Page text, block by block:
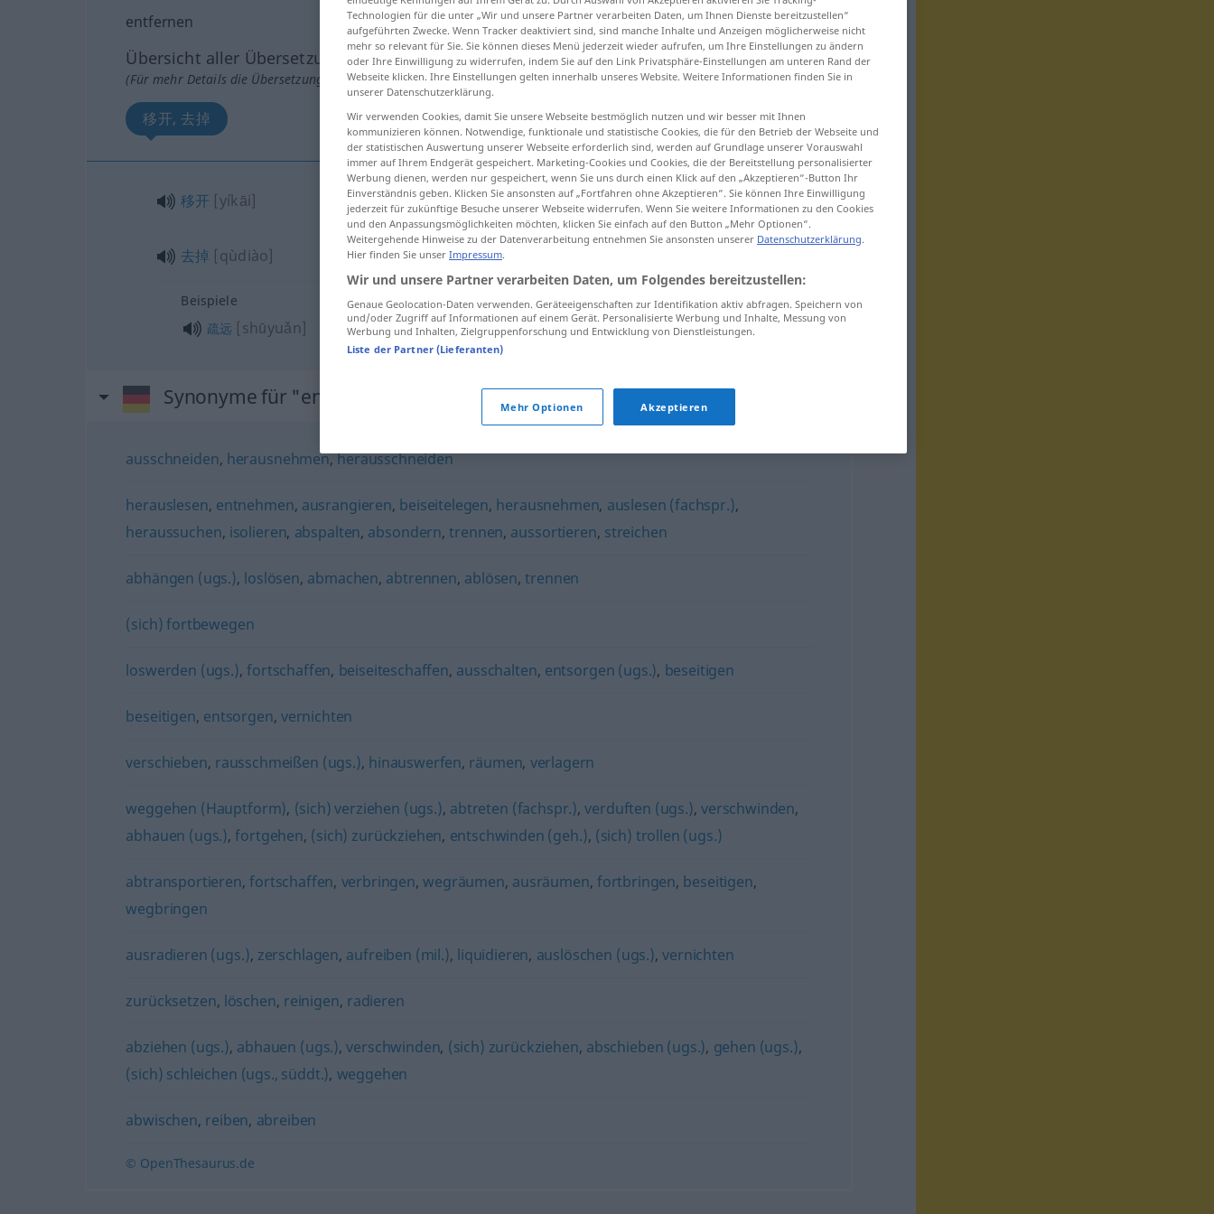
entfernen
Übersicht aller Übersetzungen
(Für mehr Details die Übersetzung anklicken/antippen)
移开, 去掉
移开 [yíkāi] entfernen
去掉 [qùdiào]
Beispiele
疏远 [shūyuǎn] sich entfernen
Synonyme für "entfernen"
ausschneiden, herausnehmen,herausschneiden
herauslesen, entnehmen, ausrangieren, beiseitelegen, herausnehmen, auslesen (fachspr.),
heraussuchen, isolieren, abspalten, absondern,trennen, aussortieren, streichen
abhängen (ugs.), loslösen, abmachen, abtrennen, ablösen,trennen
(sich) fortbewegen
loswerden (ugs.),fortschaffen, beiseiteschaffen, ausschalten, entsorgen (ugs.), beseitigen
beseitigen, entsorgen, vernichten
verschieben, rausschmeißen (ugs.), hinauswerfen, räumen, verlagern
weggehen (Hauptform), (sich) verziehen (ugs.), abtreten (fachspr.),verduften (ugs.),verschwinden,
abhauen (ugs.),fortgehen, (sich) zurückziehen, entschwinden (geh.), (sich) trollen (ugs.)
abtransportieren,fortschaffen, verbringen,wegräumen, ausräumen, fortbringen, beseitigen,
wegbringen
ausradieren (ugs.), zerschlagen, aufreiben (mil.), liquidieren, auslöschen (ugs.),vernichten
zurücksetzen, löschen, reinigen, radieren
abziehen (ugs.), abhauen (ugs.),verschwinden, (sich) zurückziehen, abschieben (ugs.), gehen (ugs.),
(sich) schleichen (ugs., süddt.), weggehen
abwischen, reiben, abreiben
© OpenThesaurus.de
Technologien für die unter „Wir und unsere Partner verarbeiten Daten, um Ihnen Dienste bereitzustellen“
aufgeführten Zwecke. Wenn Tracker deaktiviert sind, sind manche Inhalte und Anzeigen möglicherweise nicht
mehr so relevant für Sie. Sie können dieses Menü jederzeit wieder aufrufen, um Ihre Einstellungen zu ändern
oder Ihre Einwilligung zu widerrufen, indem Sie auf den Link Privatsphäre-Einstellungen am unteren Rand der
Webseite klicken. Ihre Einstellungen gelten innerhalb unseres Website. Weitere Informationen finden Sie in
unserer Datenschutzerklärung.
Wir verwenden Cookies, damit Sie unsere Webseite bestmöglich nutzen und wir besser mit Ihnen
kommunizieren können. Notwendige, funktionale und statistische Cookies, die für den Betrieb der Webseite und
der statistischen Auswertung unserer Webseite erforderlich sind, werden auf Grundlage unserer Vorauswahl
immer auf Ihrem Endgerät gespeichert. Marketing-Cookies und Cookies, die der Bereitstellung personalisierter
Werbung dienen, werden nur gespeichert, wenn Sie uns durch einen Klick auf den „Akzeptieren“-Button Ihr
Einverständnis geben. Klicken Sie ansonsten auf „Fortfahren ohne Akzeptieren“. Sie können Ihre Einwilligung
jederzeit für zukünftige Besuche unserer Webseite widerrufen. Wenn Sie weitere Informationen zu den Cookies
und den Anpassungsmöglichkeiten möchten, klicken Sie einfach auf den Button „Mehr Optionen“.
Weitergehende Hinweise zu der Datenverarbeitung entnehmen Sie ansonsten unserer Datenschutzerklärung.
Hier finden Sie unser Impressum.
Wir und unsere Partner verarbeiten Daten, um Folgendes bereitzustellen:
Genaue Geolocation-Daten verwenden. Geräteeigenschaften zur Identifikation aktiv abfragen. Speichern von
und/oder Zugriff auf Informationen auf einem Gerät. Personalisierte Werbung und Inhalte, Messung von
Werbung und Inhalten, Zielgruppenforschung und Entwicklung von Dienstleistungen.
Liste der Partner (Lieferanten)
Mehr Optionen Akzeptieren